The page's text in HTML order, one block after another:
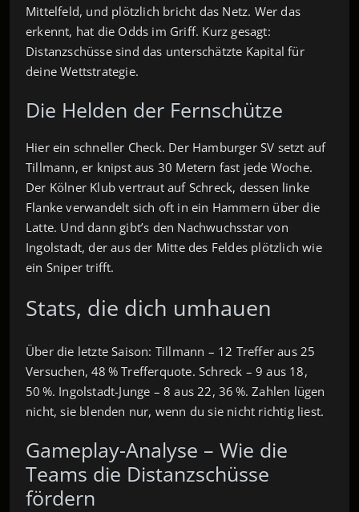
Mittelfeld, und plötzlich bricht das Netz. Wer das
erkennt, hat die Odds im Griff. Kurz gesagt:
Distanzschüsse sind das unterschätzte Kapital für
deine Wettstrategie.
Die Helden der Fernschütze
Hier ein schneller Check. Der Hamburger SV setzt auf
Tillmann, er knipst aus 30 Metern fast jede Woche.
Der Kölner Klub vertraut auf Schreck, dessen linke
Flanke verwandelt sich oft in ein Hammern über die
Latte. Und dann gibt’s den Nachwuchsstar von
Ingolstadt, der aus der Mitte des Feldes plötzlich wie
ein Sniper trifft.
Stats, die dich umhauen
Über die letzte Saison: Tillmann – 12 Treffer aus 25
Versuchen, 48 % Trefferquote. Schreck – 9 aus 18,
50 %. Ingolstadt-Junge – 8 aus 22, 36 %. Zahlen lügen
nicht, sie blenden nur, wenn du sie nicht richtig liest.
Gameplay-Analyse – Wie die
Teams die Distanzschüsse
fördern